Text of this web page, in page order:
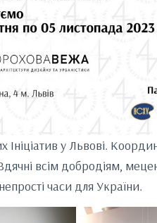
у Львові.
всім добродіям,
часи для України.